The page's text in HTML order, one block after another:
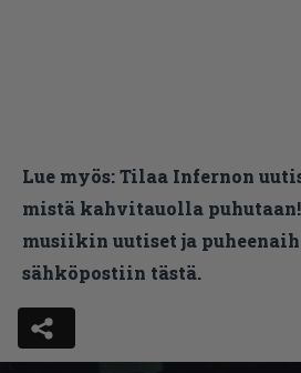
Lue myös:Tilaa Infernon
mistä kahvitauolla
musiikin uutiset ja
sähköpostiin tästä.